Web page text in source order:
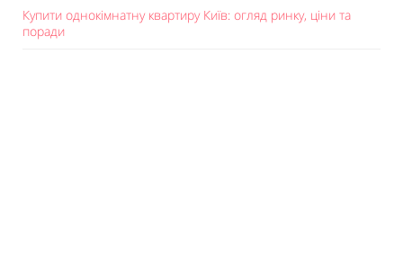
Купити однокімнатну квартиру Київ: огляд ринку, ціни та
поради